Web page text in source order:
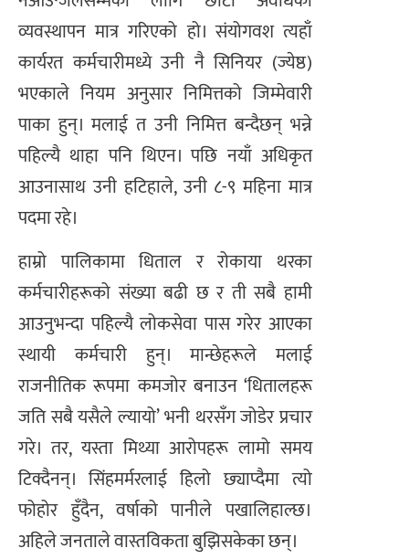
व्यवस्थापन मात्र गरिएको हो। संयोगवश त्यहाँ
कार्यरत कर्मचारीमध्ये उनी नै सिनियर (ज्येष्ठ)
भएकाले नियम अनुसार निमित्तको जिम्मेवारी
पाका हुन्। मलाई त उनी निमित्त बन्दैछन् भन्ने
पहिल्यै थाहा पनि थिएन। पछि नयाँ अधिकृत
आउनासाथ उनी हटिहाले, उनी ८-९ महिना मात्र
पदमा रहे।
​हाम्रो पालिकामा धिताल र रोकाया थरका
कर्मचारीहरूको संख्या बढी छ र ती सबै हामी
आउनुभन्दा पहिल्यै लोकसेवा पास गरेर आएका
स्थायी कर्मचारी हुन्। मान्छेहरूले मलाई
राजनीतिक रूपमा कमजोर बनाउन ‘धितालहरू
जति सबै यसैले ल्यायो’ भनी थरसँग जोडेर प्रचार
गरे। तर, यस्ता मिथ्या आरोपहरू लामो समय
टिक्दैनन्। सिंहमर्मरलाई हिलो छ्याप्दैमा त्यो
फोहोर हुँदैन, वर्षाको पानीले पखालिहाल्छ।
अहिले जनताले वास्तविकता बुझिसकेका छन्।